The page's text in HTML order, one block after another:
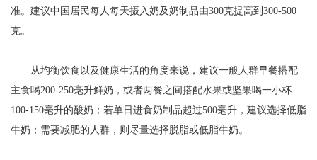
准。建议中国居民每人每天摄入奶及奶制品由300克提高到300-500
克。
从均衡饮食以及健康生活的角度来说，建议一般人群早餐搭配
主食喝200-250毫升鲜奶，或者两餐之间搭配水果或坚果喝一小杯
100-150毫升的酸奶；若单日进食奶制品超过500毫升，建议选择低脂
牛奶；需要减肥的人群，则尽量选择脱脂或低脂牛奶。